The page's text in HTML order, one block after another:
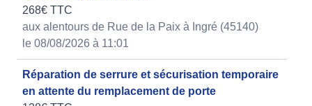
268€ TTC
aux alentours de Rue de la Paix à Ingré (45140)
le 08/08/2026 à 11:01
Réparation de serrure et sécurisation temporaire
en attente du remplacement de porte